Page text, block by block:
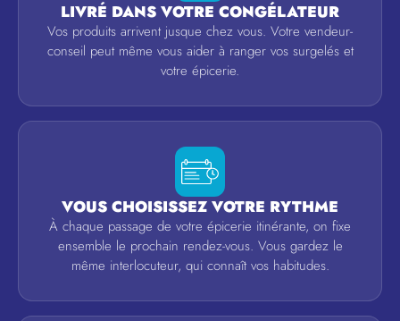
LIVRÉ DANS VOTRE CONGÉLATEUR
Vos produits arrivent jusque chez vous. Votre vendeur-
conseil peut même vous aider à ranger vos surgelés et
votre épicerie.
VOUS CHOISISSEZ VOTRE RYTHME
À chaque passage de votre épicerie itinérante, on fixe
ensemble le prochain rendez-vous. Vous gardez le
même interlocuteur, qui connaît vos habitudes.